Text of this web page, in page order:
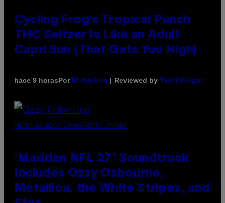
Cycling Frog’s Tropical Punch
THC Seltzer Is Like an Adult
Capri Sun (That Gets You High)
hace 9 horasPor Maha Haq | Reviewed by Ysolt Usigan
PHOTO BY NICK LAHAM/GETTY IMAGES
‘Madden NFL 27’ Soundtrack
Includes Ozzy Osbourne,
Metallica, the White Stripes, and